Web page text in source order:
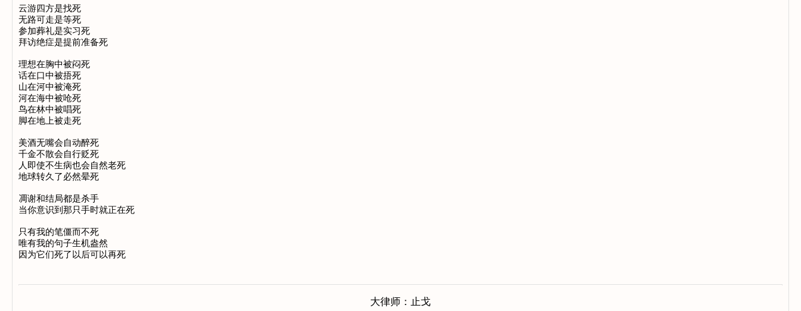
云游四方是找死
无路可走是等死
参加葬礼是实习死
拜访绝症是提前准备死
理想在胸中被闷死
话在口中被捂死
山在河中被淹死
河在海中被呛死
鸟在林中被唱死
脚在地上被走死
美酒无嘴会自动醉死
千金不散会自行贬死
人即使不生病也会自然老死
地球转久了必然晕死
凋谢和结局都是杀手
当你意识到那只手时就正在死
只有我的笔僵而不死
唯有我的句子生机盎然
大律师：止戈